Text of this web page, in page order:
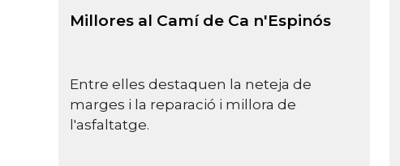
Millores al Camí de Ca n'Espinós
Entre elles destaquen la neteja de
marges i la reparació i millora de
l'asfaltatge.